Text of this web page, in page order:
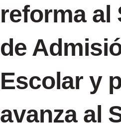
reforma al
de
Escolar y
avanza al